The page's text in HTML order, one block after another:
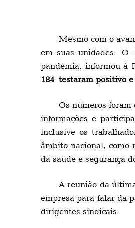
Mesmo com o
em suas unidades. O
pandemia, informou à
184 testaram positivo
Os números foram
informações e
inclusive os
âmbito nacional, como
da saúde e segurança
A reunião da
empresa para falar da
dirigentes sindicais.